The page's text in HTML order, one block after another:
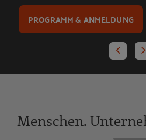
PROGRAMM & ANMELDUNG
Menschen.